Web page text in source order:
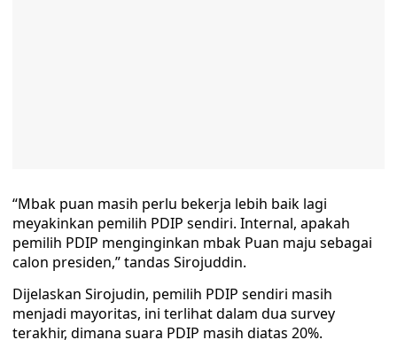
“Mbak puan masih perlu bekerja lebih baik lagi
meyakinkan pemilih PDIP sendiri. Internal, apakah
pemilih PDIP menginginkan mbak Puan maju sebagai
calon presiden,” tandas Sirojuddin.
Dijelaskan Sirojudin, pemilih PDIP sendiri masih
menjadi mayoritas, ini terlihat dalam dua survey
terakhir, dimana suara PDIP masih diatas 20%.